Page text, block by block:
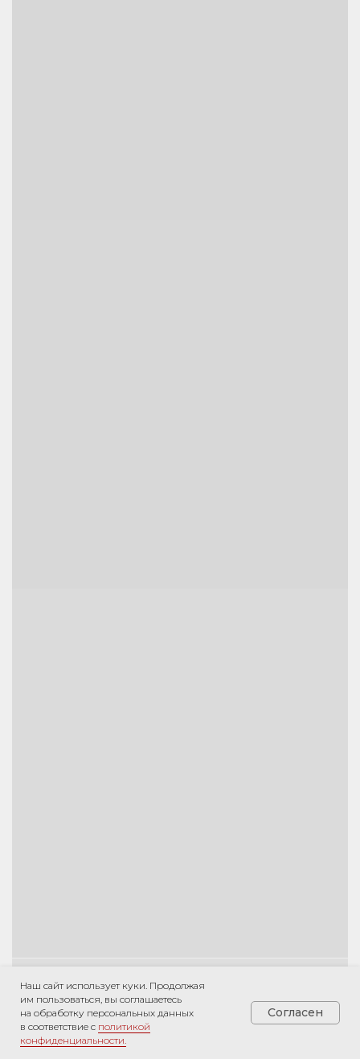
Наш сайт использует куки. Продолжая
им пользоваться, вы соглашаетесь
на обработку персональных данных
в соответствие с политикой
конфиденциальности.
Согласен